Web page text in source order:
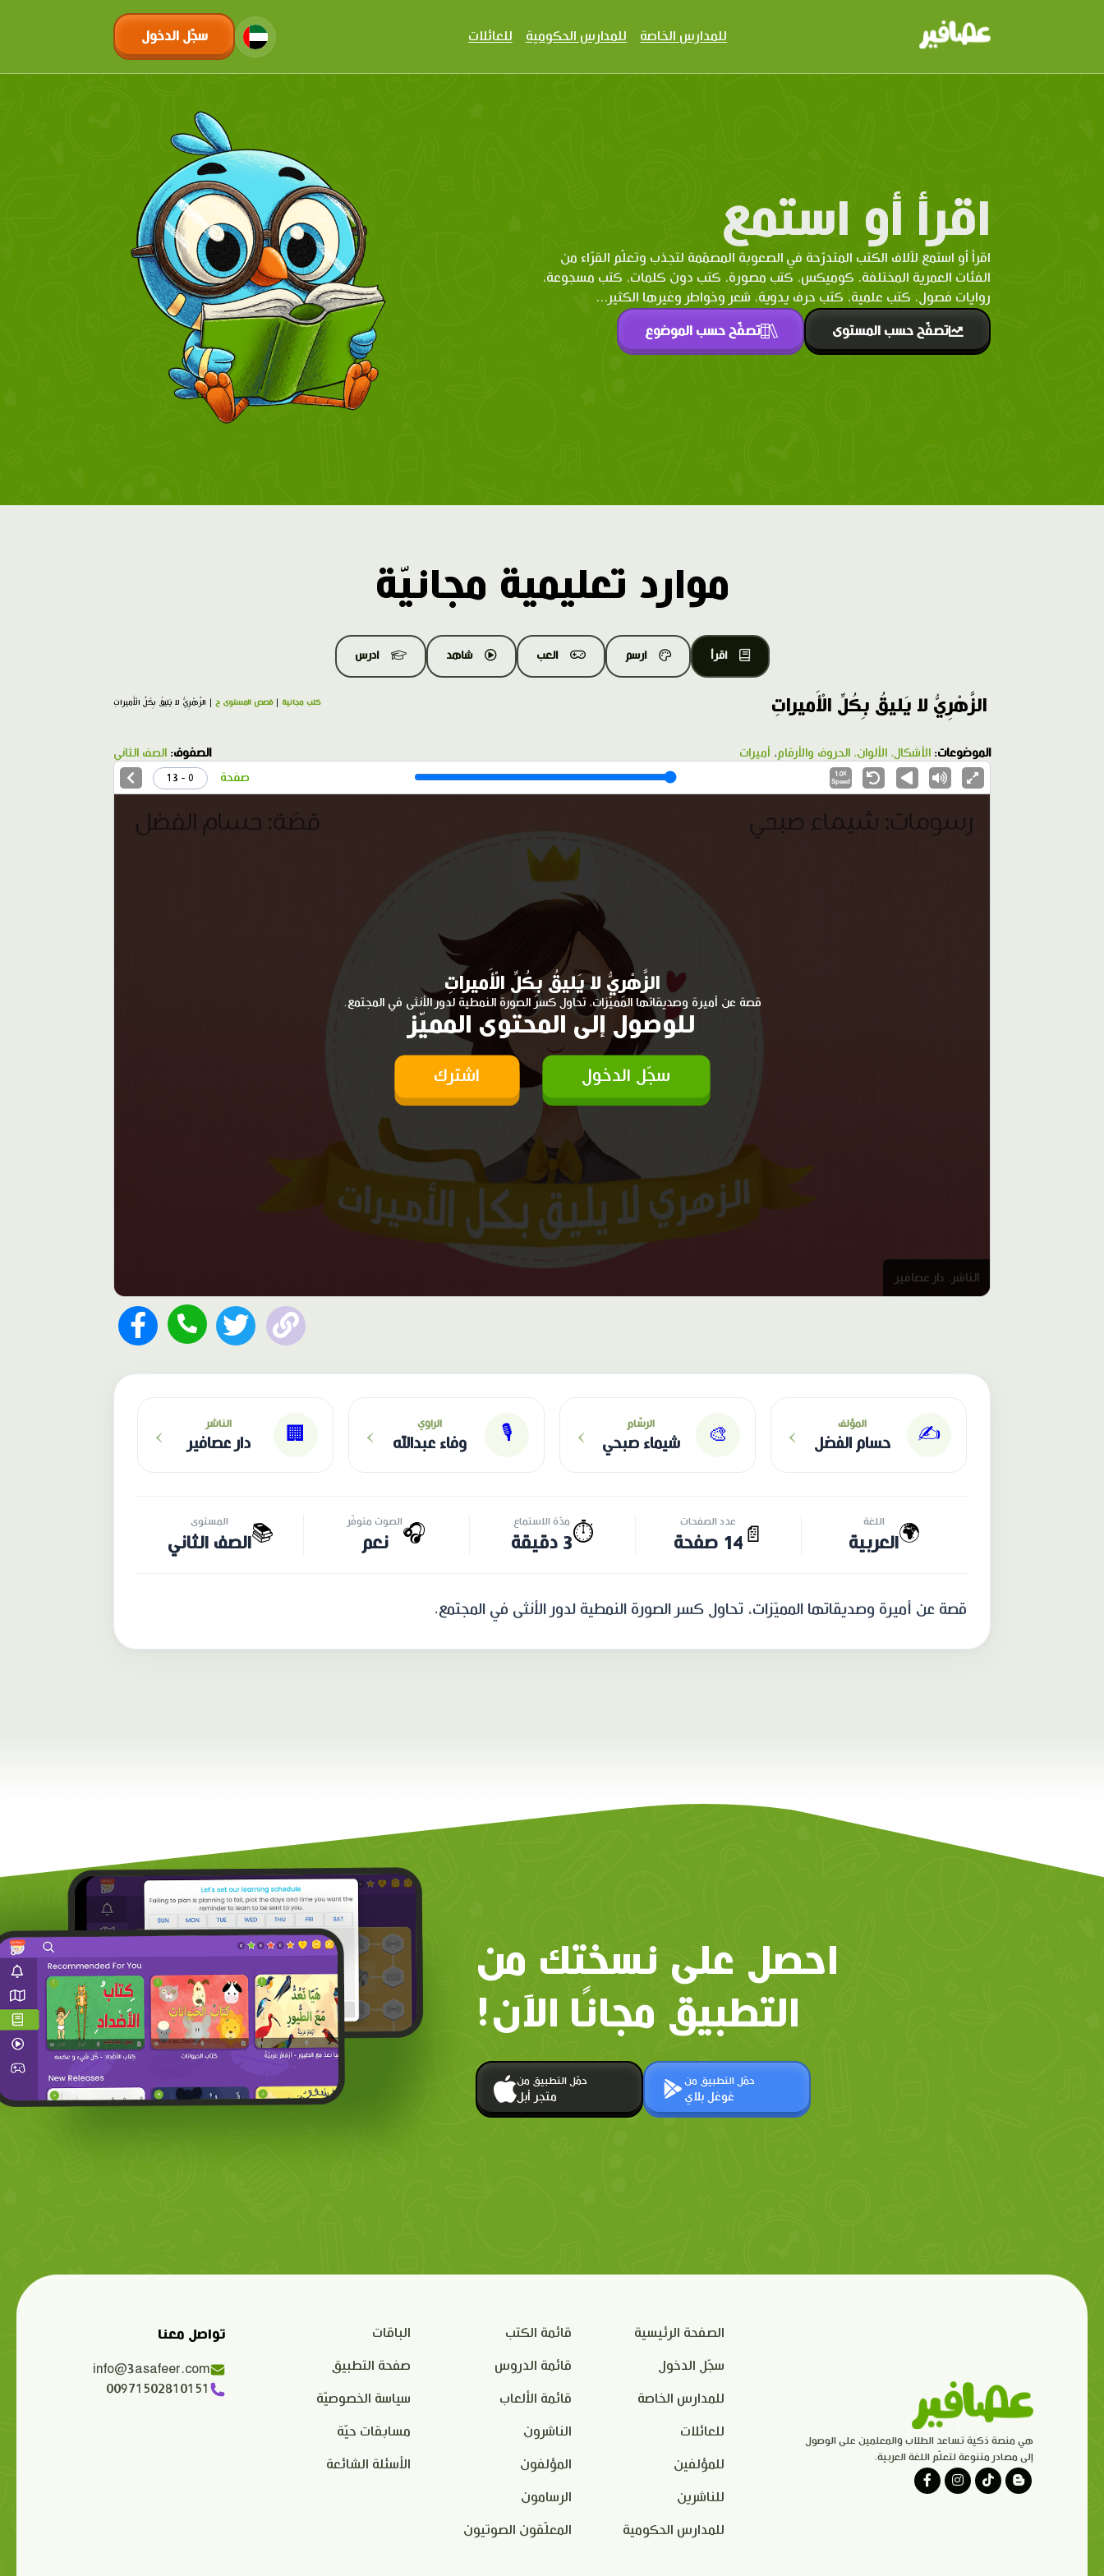
للمدارس الخاصة للمدارس الحكومية للعائلات سجّل الدخول
اقرأ أو استمع
اقرأ أو استمع لآلاف الكتب المتدرّحة في الصعوبة المصمّمة لتجذب وتعلّم القرّاء من
الفئات العمرية المختلفة. كوميكس، كتب مصورة، كتب دون كلمات، كتب مسجوعة،
روايات فصول، كتب علمية، كتب حرف يدوية، شعر وخواطر وغيرها الكثير...
تصفّح حسب المستوى تصفّح حسب الموضوع
موارد تعليمية مجانيّة
اقرأ ارسم العب شاهد ادرس
الزَّهْرِيُّ لا يَليقُ بِكُلِّ الْأَميراتِ كتب مجانية |قصص المستوى ح | الزَّهْرِيُّ لا يَليقُ بِكُلِّ الْأَميراتِ
الموضوعات: الأشكال، الألوان، الحروف والأرقام، أميرات الصفوف: الصف الثاني
1.0X
Speed
صفحة 0 - 13
الزَّهْرِيُّ لا يَليقُ بِكُلِّ الْأَميراتِ
قصة عن أميرة وصديقاتها المميّزات، تحاول كسر الصورة النمطية لدور الأنثى في المجتمع.
للوصول إلى المحتوى المميّز
سجّل الدخول اشترك
الناشر: دار عصافير
✍️ المؤلف
حسام الفضل ›
🎨
الرسّام
شيماء صبحي ›
🎙 الراوي
وفاء عبدالله ›
🏢
الناشر
دار عصافير ›
🌍 اللغة
العربية 📄
عدد الصفحات
14 صفحة ⏱️ مدّة الاستماع
3 دقيقة 🎧الصوت متوفّر
نعم 📚 المستوى
الصف الثاني
قصة عن أميرة وصديقاتها المميّزات، تحاول كسر الصورة النمطية لدور الأنثى في المجتمع.
احصل على نسختك من
التطبيق مجانًا الآن!
حمّل التطبيق من
متجر أبل
حمّل التطبيق من
غوغل بلاي
هي منصة ذكية تساعد الطلاب والمعلمين على الوصول
إلى مصادر متنوعة لتعلّم اللغة العربية.
الصفحة الرئيسية
سجّل الدخول
للمدارس الخاصة
للعائلات
للمؤلفين
للناشرين
للمدارس الحكومية
قائمة الكتب
قائمة الدروس
قائمة الألعاب
الناشرون
المؤلفون
الرسامون
المعلّقون الصوتيون
الباقات
صفحة التطبيق
سياسة الخصوصيّة
مسابقات حيّة
الأسئلة الشائعة
تواصل معنا
info@3asafeer.com
00971502810151